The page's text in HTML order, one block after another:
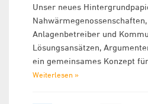
Unser neues
Anlagenbetreiber und
Lösungsansätzen,
ein gemeinsames Konzept
Weiterlesen »